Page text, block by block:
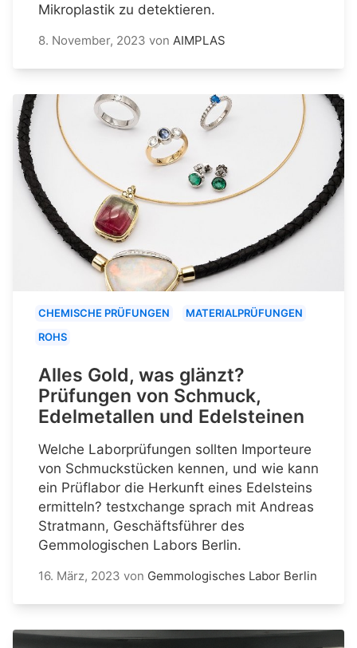
Mikroplastik zu detektieren.
8. November, 2023 von AIMPLAS
CHEMISCHE PRÜFUNGEN
MATERIALPRÜFUNGEN
ROHS
Alles Gold, was glänzt?
Prüfungen von Schmuck,
Edelmetallen und Edelsteinen
Welche Laborprüfungen sollten Importeure
von Schmuckstücken kennen, und wie kann
ein Prüflabor die Herkunft eines Edelsteins
ermitteln? testxchange sprach mit Andreas
Stratmann, Geschäftsführer des
Gemmologischen Labors Berlin.
16. März, 2023 von Gemmologisches Labor Berlin